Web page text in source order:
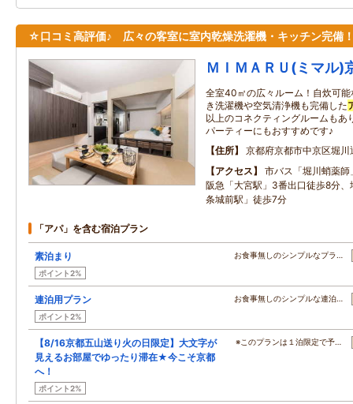
☆口コミ高評価♪ 広々の客室に室内乾燥洗濯機・キッチン完備
ＭＩＭＡＲＵ(ミマル
全室40㎡の広々ルーム！自炊可
き洗濯機や空気清浄機も完備した
以上のコネクティングルームもあ
パーティーにもおすすめです♪
住所
京都府京都市中京区堀
アクセス
市バス「堀川蛸薬
阪急「大宮駅」3番出口徒歩8分、
条城前駅」徒歩7分
「アパ」を含む宿泊プラン
素泊まり
ポイント2%
お食事無しのシンプルなプラ…
連泊用プラン
ポイント2%
お食事無しのシンプルな連泊…
【8/16京都五山送り火の日限定】大文字が
見えるお部屋でゆったり滞在★今こそ京都
へ！
ポイント2%
※このプランは１泊限定で予…